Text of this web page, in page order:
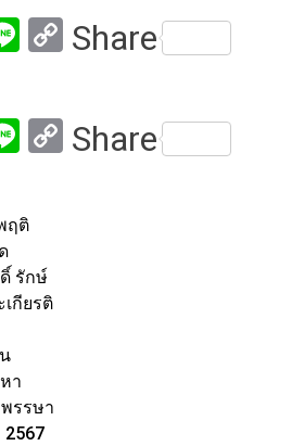
LineCopy
Share
LineCopy
Share
ฤติ
รักษ์
กียรติ
า
รรษา